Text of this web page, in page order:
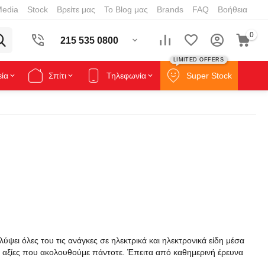
Stock Βρείτε μας Το Blog μας Brands FAQ Βοήθεια
215 535 0800
0
Σπίτι Τηλεφωνία Super Stock
LIMITED OFFERS
όλες του τις ανάγκες σε ηλεκτρικά και ηλεκτρονικά είδη μέσα
αξίες που ακολουθούμε πάντοτε. Έπειτα από καθημερινή έρευνα